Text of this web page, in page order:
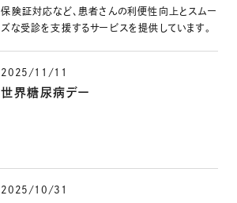
保険証対応など、患者さんの利便性向上とスムー
ズな受診を支援するサービスを提供しています。
2025/11/11
世界糖尿病デー
2025/10/31